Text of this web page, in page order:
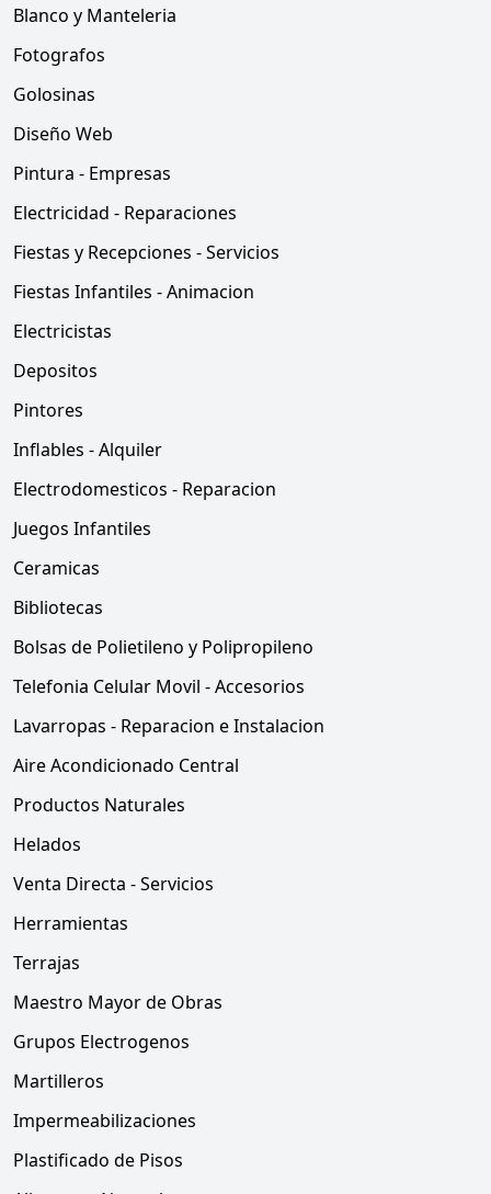
Blanco y Manteleria
Fotografos
Golosinas
Diseño Web
Pintura - Empresas
Electricidad - Reparaciones
Fiestas y Recepciones - Servicios
Fiestas Infantiles - Animacion
Electricistas
Depositos
Pintores
Inflables - Alquiler
Electrodomesticos - Reparacion
Juegos Infantiles
Ceramicas
Bibliotecas
Bolsas de Polietileno y Polipropileno
Telefonia Celular Movil - Accesorios
Lavarropas - Reparacion e Instalacion
Aire Acondicionado Central
Productos Naturales
Helados
Venta Directa - Servicios
Herramientas
Terrajas
Maestro Mayor de Obras
Grupos Electrogenos
Martilleros
Impermeabilizaciones
Plastificado de Pisos